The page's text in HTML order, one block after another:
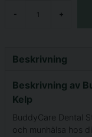
- +
Beskrivning
Beskrivning av
Kelp
BuddyCare Dental
och munhälsa hos